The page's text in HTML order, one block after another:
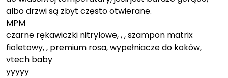
albo drzwi są zbyt często otwierane.
MPM
czarne rękawiczki nitrylowe, , , szampon matrix
fioletowy, , premium rosa, wypełniacze do koków,
vtech baby
yyyyy